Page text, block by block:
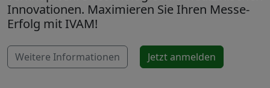
Innovationen. Maximieren Sie Ihren Messe-
Erfolg mit IVAM!
Weitere Informationen Jetzt anmelden